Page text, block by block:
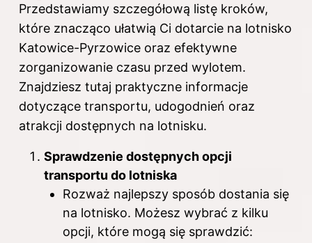
Przedstawiamy szczegółową listę kroków,
które znacząco ułatwią Ci dotarcie na lotnisko
Katowice-Pyrzowice oraz efektywne
zorganizowanie czasu przed wylotem.
Znajdziesz tutaj praktyczne informacje
dotyczące transportu, udogodnień oraz
atrakcji dostępnych na lotnisku.
Sprawdzenie dostępnych opcji
transportu do lotniska
Rozważ najlepszy sposób dostania się
na lotnisko. Możesz wybrać z kilku
opcji, które mogą się sprawdzić: